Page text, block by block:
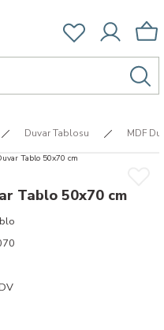
Duvar Tablosu MDF
Tablo 50x70 cm